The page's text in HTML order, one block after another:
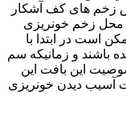
زخم های کف آشکار
محل زخم خونریزی
است در ابتدا با
باشند و زمانیکه سم
این بافت این
آسیب دیدن خونریزی